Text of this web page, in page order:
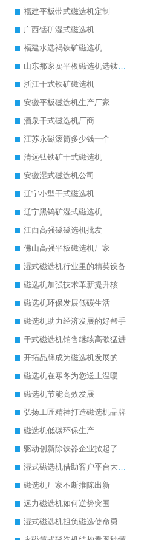
福建平板带式磁选机定制
广西锰矿湿式磁选机
福建水选褐铁矿磁选机
山东那家卖平板磁选机选钛矿用
浙江干式铁矿磁选机
安徽平板磁选机生产厂家
酒泉干式磁选机厂商
江苏永磁滚筒多少钱一个
清远钛铁矿干式磁选机
安徽湿式磁选机公司
辽宁小型干式磁选机
辽宁黑钨矿湿式磁选机
江西高强磁磁选机批发
佛山高强平板磁选机厂家
湿式磁选机行业里的精英设备
磁选机加强技术革新提升核心竞争力
磁选机环保发展低碳生活
磁选机助力经济发展的好帮手
干式磁选机销售继续高歌猛进
开拓品牌成为磁选机发展的有效武器
磁选机在寒冬为您送上温暖
磁选机节能高效发展
弘扬工匠精神打造磁选机品牌
磁选机低碳环保生产
驱动创新除铁器企业掀起了发展风暴
湿式磁选机借助客户平台大放异彩
磁选机厂家不断推陈出新
远力磁选机如何逆势突围
湿式磁选机担负磁选使命勇往直前